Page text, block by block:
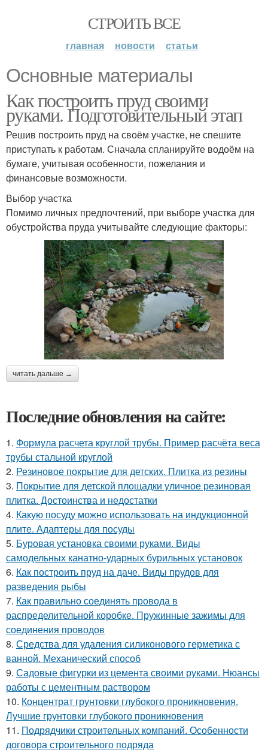
СТРОИТЬ ВСЕ
главная новости статьи
Основные материалы
Как построить пруд своими
руками. Подготовительный этап
Решив построить пруд на своём участке, не спешите
приступать к работам. Сначала спланируйте водоём на
бумаге, учитывая особенности, пожелания и
финансовые возможности.
Выбор участка
Помимо личных предпочтений, при выборе участка для
обустройства пруда учитывайте следующие факторы:
читать дальше →
Последние обновления на сайте:
1. Формула расчета круглой трубы. Пример расчёта веса
трубы стальной круглой
2. Резиновое покрытие для детских. Плитка из резины
3. Покрытие для детской площадки уличное резиновая
плитка. Достоинства и недостатки
4. Какую посуду можно использовать на индукционной
плите. Адаптеры для посуды
5. Буровая установка своими руками. Виды
самодельных канатно-ударных бурильных установок
6. Как построить пруд на даче. Виды прудов для
разведения рыбы
7. Как правильно соединять провода в
распределительной коробке. Пружинные зажимы для
соединения проводов
8. Средства для удаления силиконового герметика с
ванной. Механический способ
9. Садовые фигурки из цемента своими руками. Нюансы
работы с цементным раствором
10. Концентрат грунтовки глубокого проникновения.
Лучшие грунтовки глубокого проникновения
11. Подрядчики строительных компаний. Особенности
договора строительного подряда